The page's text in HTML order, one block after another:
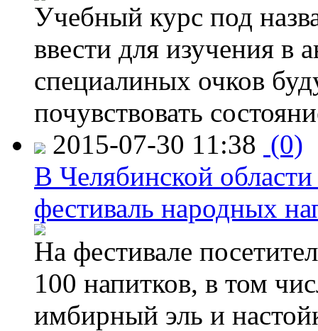
Учебный курс под
ввести для изучения
специалиных очков
почувствовать
2015-07-30 11:38 (0)
В Челябинской
фестиваль народных
На фестивале
100 напитков, в том
имбирный эль и